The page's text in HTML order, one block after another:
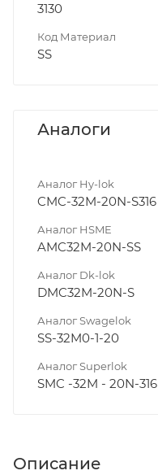
3130
Код Материал
SS
Аналоги
Аналог Hy-lok
CMC-32M-20N-S316
Аналог HSME
AMC32M-20N-SS
Аналог Dk-lok
DMC32M-20N-S
Аналог Swagelok
SS-32M0-1-20
Аналог Superlok
SMC -32M - 20N-316
Описание